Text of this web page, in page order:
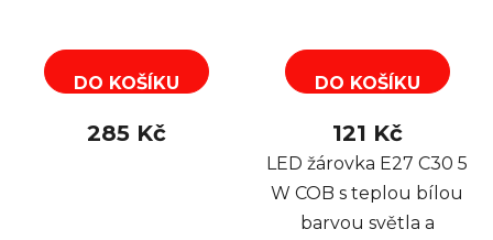
DO KOŠÍKU
285 Kč
DO KOŠÍKU
121 Kč
LED žárovka E27 C30 5
W COB s teplou bílou
barvou světla a